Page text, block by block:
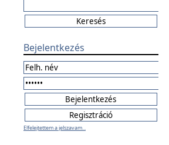
Bejelentkezés
Elfelejtettem a jelszavam...